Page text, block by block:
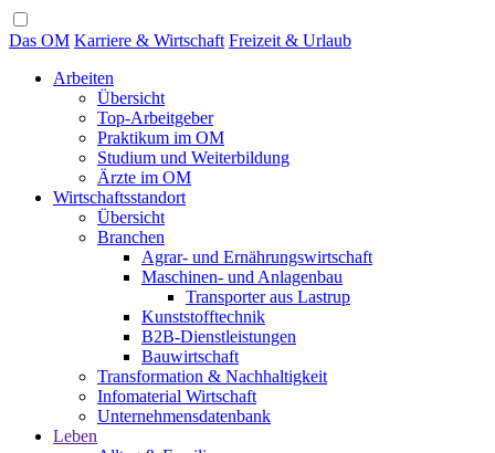
Das OM Karriere & Wirtschaft Freizeit & Urlaub
Arbeiten
Übersicht
Top-Arbeitgeber
Praktikum im OM
Studium und Weiterbildung
Ärzte im OM
Wirtschaftsstandort
Übersicht
Branchen
Agrar- und Ernährungswirtschaft
Maschinen- und Anlagenbau
Transporter aus Lastrup
Kunststofftechnik
B2B-Dienstleistungen
Bauwirtschaft
Transformation & Nachhaltigkeit
Infomaterial Wirtschaft
Unternehmensdatenbank
Leben